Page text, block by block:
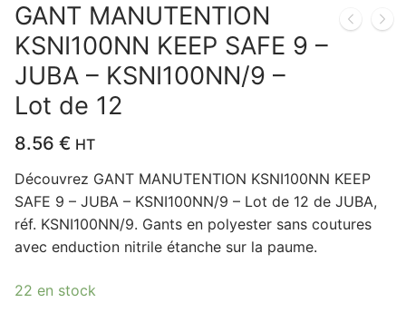
GANT MANUTENTION
KSNI100NN KEEP SAFE 9 –
JUBA – KSNI100NN/9 –
Lot de 12
8.56 € HT
Découvrez GANT MANUTENTION KSNI100NN KEEP
SAFE 9 – JUBA – KSNI100NN/9 – Lot de 12 de JUBA,
réf. KSNI100NN/9. Gants en polyester sans coutures
avec enduction nitrile étanche sur la paume.
22 en stock